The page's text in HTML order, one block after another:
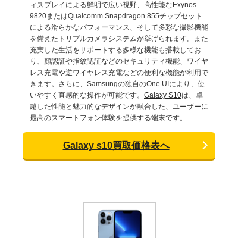
ィスプレイによる鮮明で広い視野、高性能なExynos
9820またはQualcomm Snapdragon 855チップセット
による滑らかなパフォーマンス、そして多彩な撮影機能
を備えたトリプルカメラシステムが挙げられます。また
充実した生活をサポートする多様な機能も搭載してお
り、顔認証や指紋認証などのセキュリティ機能、ワイヤ
レス充電や逆ワイヤレス充電などの便利な機能が利用で
きます。さらに、Samsungの独自のOne UIにより、使
いやすく直感的な操作が可能です。 Galaxy S10は、卓
越した性能と魅力的なデザインが融合した、ユーザーに
最高のスマートフォン体験を提供する端末です。
Galaxy s10買取価格表へ